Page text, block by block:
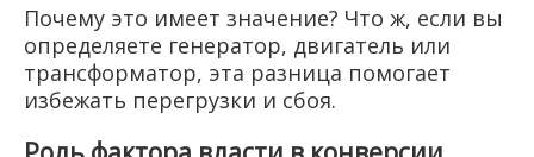
Почему это имеет значение? Что ж, если вы
определяете генератор, двигатель или
трансформатор, эта разница помогает
избежать перегрузки и сбоя.